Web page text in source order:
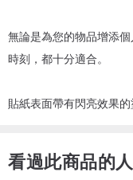
無論是為您的物品增添
時刻，都十分適合。
貼紙表面帶有閃亮效果的
看過此商品的